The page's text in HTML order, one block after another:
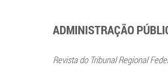
ADMINISTRAÇÃO
Revista do Tribunal Regional